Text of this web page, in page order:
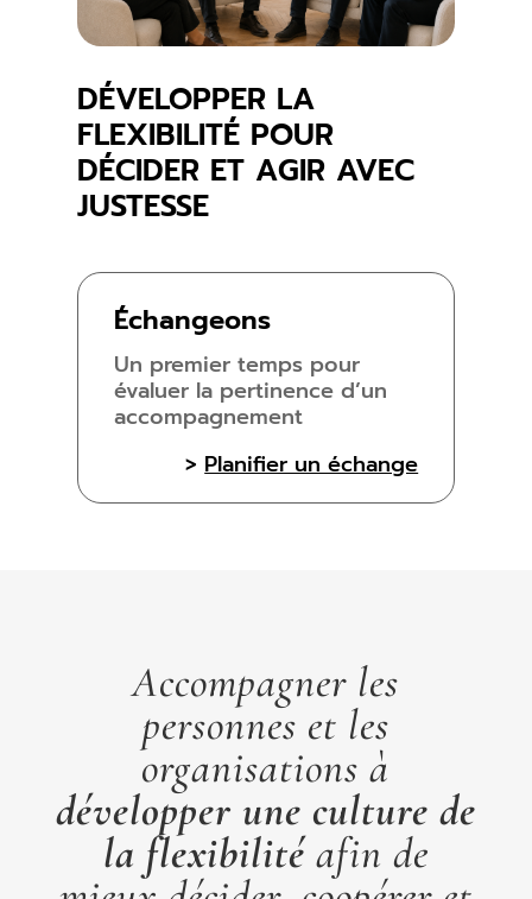
DÉVELOPPER LA
FLEXIBILITÉ POUR
DÉCIDER ET AGIR AVEC
JUSTESSE
Échangeons
Un premier temps pour
évaluer la pertinence d’un
accompagnement
>Planifier un échange
Accompagner les
personnes et les
organisations à
développer une culture de
la flexibilitéafin de